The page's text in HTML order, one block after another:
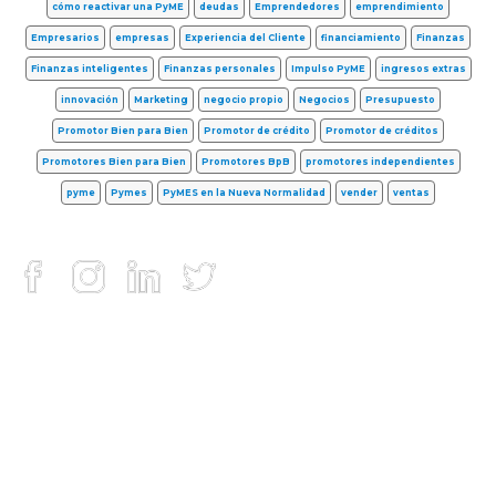
cómo reactivar una PyME deudas Emprendedores emprendimiento
Empresarios empresas Experiencia del Cliente financiamiento Finanzas
Finanzas inteligentes Finanzas personales Impulso PyME ingresos extras
innovación Marketing negocio propio Negocios Presupuesto
Promotor Bien para Bien Promotor de crédito Promotor de créditos
Promotores Bien para Bien Promotores BpB promotores independientes
pyme Pymes PyMES en la Nueva Normalidad vender ventas